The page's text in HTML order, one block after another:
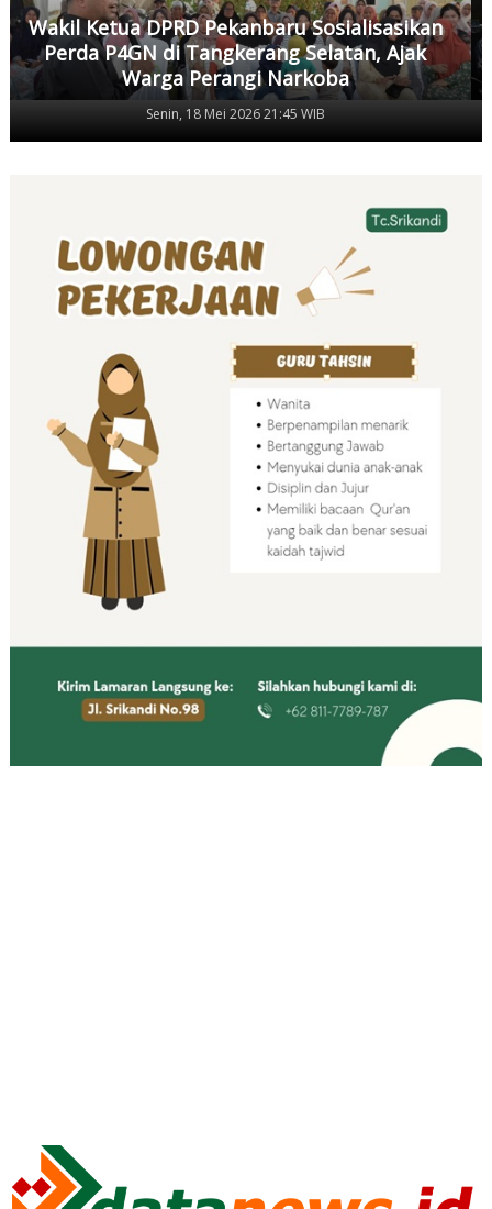
Wakil Ketua DPRD Pekanbaru Sosialisasikan
Perda P4GN di Tangkerang Selatan, Ajak
Warga Perangi Narkoba
Senin, 18 Mei 2026 21:45 WIB